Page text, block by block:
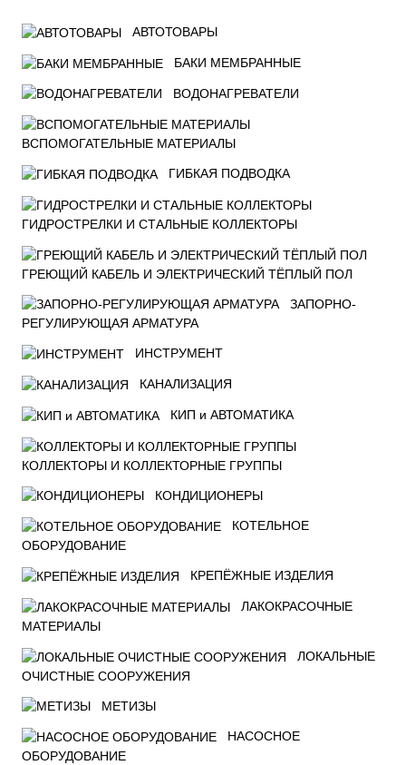
АВТОТОВАРЫ
БАКИ МЕМБРАННЫЕ
ВОДОНАГРЕВАТЕЛИ
ВСПОМОГАТЕЛЬНЫЕ МАТЕРИАЛЫ
ГИБКАЯ ПОДВОДКА
ГИДРОСТРЕЛКИ И СТАЛЬНЫЕ КОЛЛЕКТОРЫ
ГРЕЮЩИЙ КАБЕЛЬ И ЭЛЕКТРИЧЕСКИЙ ТЁПЛЫЙ ПОЛ
ЗАПОРНО-
РЕГУЛИРУЮЩАЯ АРМАТУРА
ИНСТРУМЕНТ
КАНАЛИЗАЦИЯ
КИП и АВТОМАТИКА
КОЛЛЕКТОРЫ И КОЛЛЕКТОРНЫЕ ГРУППЫ
КОНДИЦИОНЕРЫ
КОТЕЛЬНОЕ
ОБОРУДОВАНИЕ
КРЕПЁЖНЫЕ ИЗДЕЛИЯ
ЛАКОКРАСОЧНЫЕ
МАТЕРИАЛЫ
ЛОКАЛЬНЫЕ
ОЧИСТНЫЕ СООРУЖЕНИЯ
МЕТИЗЫ
НАСОСНОЕ
ОБОРУДОВАНИЕ